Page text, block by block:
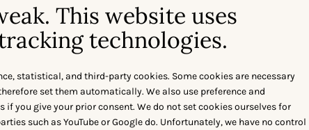
This website uses
technologies.
statistical, and third-party cookies. Some cookies are necessary
set them automatically. We also use preference and
you give your prior consent. We do not set cookies ourselves for
such as YouTube or Google do. Unfortunately, we have no control
い合わせ
ちのデータにアクセスするには、私たちのチームにお問い